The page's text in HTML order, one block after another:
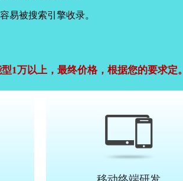
易被搜索引擎收录。
1万以上，最终价格，根据您的要求定。